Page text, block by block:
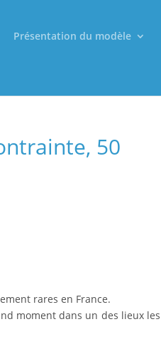
Présentation du modèle
50
rares en France.
moment dans un des lieux les